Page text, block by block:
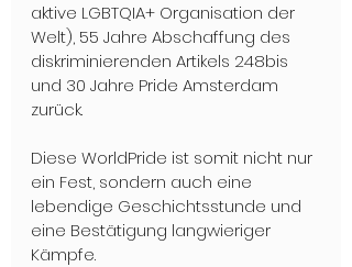
aktive LGBTQIA+ Organisation der
Welt), 55 Jahre Abschaffung des
diskriminierenden Artikels 248bis
und 30 Jahre Pride Amsterdam
zurück.
Diese WorldPride ist somit nicht nur
ein Fest, sondern auch eine
lebendige Geschichtsstunde und
eine Bestätigung langwieriger
Kämpfe.